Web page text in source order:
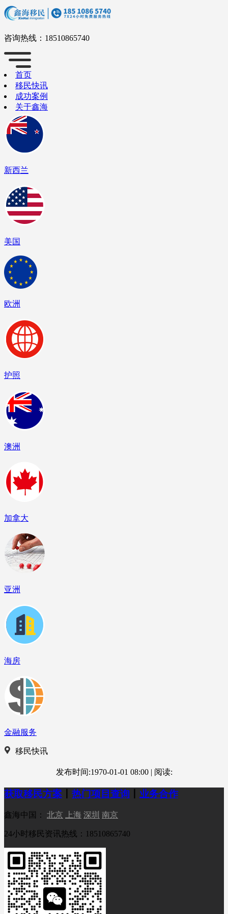
咨询热线： 18510865740
首页
移民快讯
成功案例
关于鑫海
新西兰
美国
欧洲
护照
澳洲
加拿大
亚洲
海房
金融服务
移民快讯
发布时间:1970-01-01 08:00 | 阅读:
获取移民方案 热门项目查询 业务合作
鑫海中国： 北京 上海 深圳 南京
24小时移民资讯热线：18510865740